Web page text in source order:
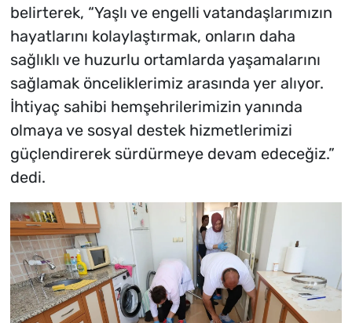
belirterek, “Yaşlı ve engelli vatandaşlarımızın
hayatlarını kolaylaştırmak, onların daha
sağlıklı ve huzurlu ortamlarda yaşamalarını
sağlamak önceliklerimiz arasında yer alıyor.
İhtiyaç sahibi hemşehrilerimizin yanında
olmaya ve sosyal destek hizmetlerimizi
güçlendirerek sürdürmeye devam edeceğiz.”
dedi.